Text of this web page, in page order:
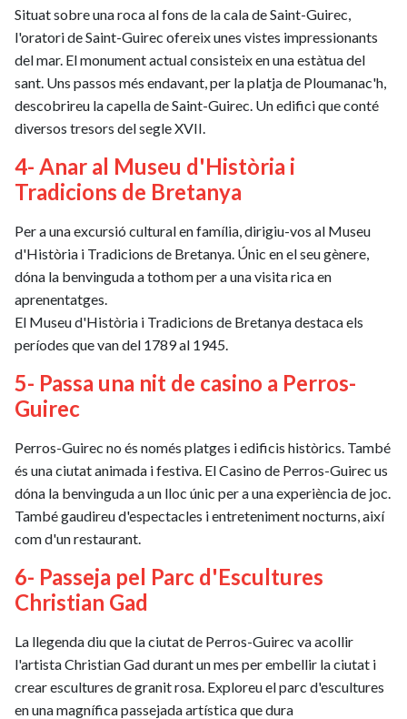
Situat sobre una roca al fons de la cala de Saint-Guirec,
l'oratori de Saint-Guirec ofereix unes vistes impressionants
del mar. El monument actual consisteix en una estàtua del
sant. Uns passos més endavant, per la platja de Ploumanac'h,
descobrireu la capella de Saint-Guirec. Un edifici que conté
diversos tresors del segle XVII.
4- Anar al Museu d'Història i
Tradicions de Bretanya
Per a una excursió cultural en família, dirigiu-vos al Museu
d'Història i Tradicions de Bretanya. Únic en el seu gènere,
dóna la benvinguda a tothom per a una visita rica en
aprenentatges.
El Museu d'Història i Tradicions de Bretanya destaca els
períodes que van del 1789 al 1945.
5- Passa una nit de casino a Perros-
Guirec
Perros-Guirec no és només platges i edificis històrics. També
és una ciutat animada i festiva. El Casino de Perros-Guirec us
dóna la benvinguda a un lloc únic per a una experiència de joc.
També gaudireu d'espectacles i entreteniment nocturns, així
com d'un restaurant.
6- Passeja pel Parc d'Escultures
Christian Gad
La llegenda diu que la ciutat de Perros-Guirec va acollir
l'artista Christian Gad durant un mes per embellir la ciutat i
crear escultures de granit rosa. Exploreu el parc d'escultures
en una magnífica passejada artística que dura